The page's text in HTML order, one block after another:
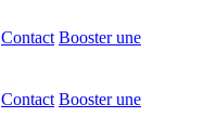
Contact Booster une
Contact Booster une